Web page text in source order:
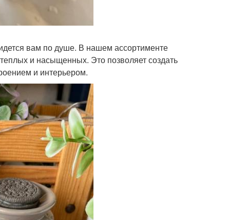
вам по душе. В нашем ассортименте
и насыщенных. Это позволяет создать
и интерьером.